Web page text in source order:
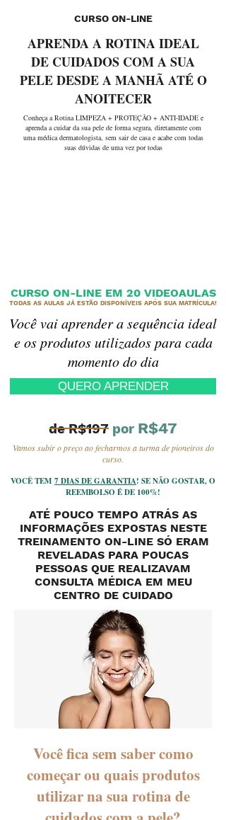
CURSO ON-LINE
APRENDA A ROTINA IDEAL
DE CUIDADOS COM A SUA
PELE DESDE A MANHÃ ATÉ O
ANOITECER
Conheça a Rotina LIMPEZA + PROTEÇÃO + ANTI-IDADE e
aprenda a cuidar da sua pele de forma segura, diretamente com
uma médica dermatologista, sem sair de casa e acabe com todas
suas dúvidas de uma vez por todas
CURSO ON-LINE EM 20 VIDEOAULAS
TODAS AS AULAS JÁ ESTÃO DISPONÍVEIS APÓS SUA MATRÍCULA!
Você vai aprender a sequência ideal
e os produtos utilizados para cada
momento do dia
QUERO APRENDER
de R$197 por R$47
Vamos subir o preço ao fecharmos a turma de pioneiros do
curso.
VOCÊ TEM 7 DIAS DE GARANTIA! SE NÃO GOSTAR, O
REEMBOLSO É DE 100%!
ATÉ POUCO TEMPO ATRÁS AS
INFORMAÇÕES EXPOSTAS NESTE
TREINAMENTO ON-LINE SÓ ERAM
REVELADAS PARA POUCAS
PESSOAS QUE REALIZAVAM
CONSULTA MÉDICA EM MEU
CENTRO DE CUIDADO
Você fica sem saber como
começar ou quais produtos
utilizar na sua rotina de